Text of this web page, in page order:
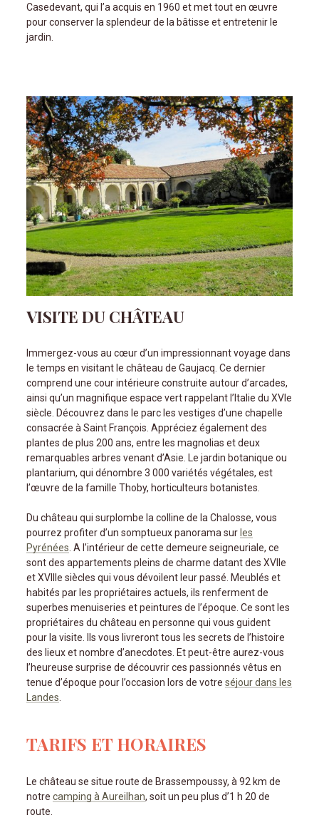
Casedevant, qui l’a acquis en 1960 et met tout en œuvre
pour conserver la splendeur de la bâtisse et entretenir le
jardin.
VISITE DU CHÂTEAU
Immergez-vous au cœur d’un impressionnant voyage dans
le temps en visitant le château de Gaujacq. Ce dernier
comprend une cour intérieure construite autour d’arcades,
ainsi qu’un magnifique espace vert rappelant l’Italie du XVIe
siècle. Découvrez dans le parc les vestiges d’une chapelle
consacrée à Saint François. Appréciez également des
plantes de plus 200 ans, entre les magnolias et deux
remarquables arbres venant d’Asie. Le jardin botanique ou
plantarium, qui dénombre 3 000 variétés végétales, est
l’œuvre de la famille Thoby, horticulteurs botanistes.
Du château qui surplombe la colline de la Chalosse, vous
pourrez profiter d’un somptueux panorama sur les
Pyrénées. A l’intérieur de cette demeure seigneuriale, ce
sont des appartements pleins de charme datant des XVIIe
et XVIIIe siècles qui vous dévoilent leur passé. Meublés et
habités par les propriétaires actuels, ils renferment de
superbes menuiseries et peintures de l’époque. Ce sont les
propriétaires du château en personne qui vous guident
pour la visite. Ils vous livreront tous les secrets de l’histoire
des lieux et nombre d’anecdotes. Et peut-être aurez-vous
l’heureuse surprise de découvrir ces passionnés vêtus en
tenue d’époque pour l’occasion lors de votreséjour dans les
Landes.
TARIFS ET HORAIRES
Le château se situe route de Brassempoussy, à 92 km de
notrecamping à Aureilhan, soit un peu plus d’1 h 20 de
route.